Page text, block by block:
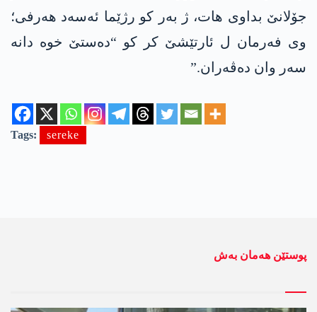
جۆلانێ بداوی ھات، ژ بەر کو رژێما ئەسەد ھەرفی؛
وی فەرمان ل ئارتێشێ کر کو “دەستێ خوە دانە
سەر وان دەڤەران.”
Tags: sereke
پوستێن ھەمان بەش